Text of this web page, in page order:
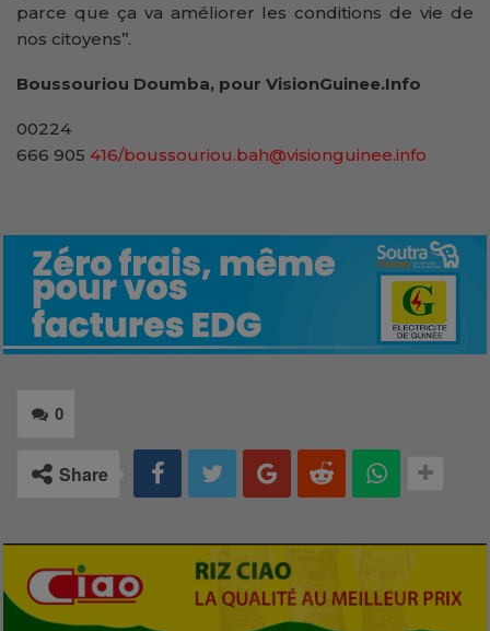
parce que ça va améliorer les conditions de vie de
nos citoyens’’.
Boussouriou Doumba, pour VisionGuinee.Info
00224
666 905 416/boussouriou.bah@visionguinee.info
0
Share